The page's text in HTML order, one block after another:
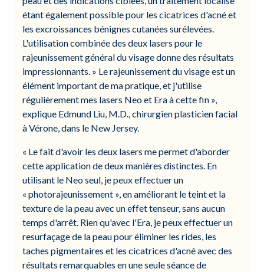
étant également possible pour les cicatrices d'acné et
les excroissances bénignes cutanées surélevées.
L'utilisation combinée des deux lasers pour le
rajeunissement général du visage donne des résultats
impressionnants. » Le rajeunissement du visage est un
élément important de ma pratique, et j'utilise
régulièrement mes lasers Neo et Era à cette fin »,
explique Edmund Liu, M.D., chirurgien plasticien facial
à Vérone, dans le New Jersey.
« Le fait d'avoir les deux lasers me permet d'aborder
cette application de deux manières distinctes. En
utilisant le Neo seul, je peux effectuer un
« photorajeunissement », en améliorant le teint et la
texture de la peau avec un effet tenseur, sans aucun
temps d'arrêt. Rien qu'avec l'Era, je peux effectuer un
resurfaçage de la peau pour éliminer les rides, les
taches pigmentaires et les cicatrices d'acné avec des
résultats remarquables en une seule séance de